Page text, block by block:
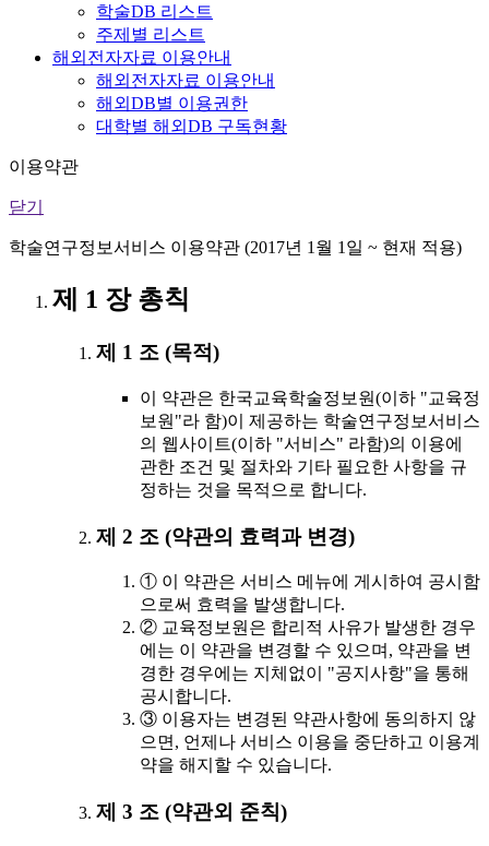
학술DB 리스트
주제별 리스트
해외전자자료 이용안내
해외전자자료 이용안내
해외DB별 이용권한
대학별 해외DB 구독현황
이용약관
닫기
학술연구정보서비스 이용약관 (2017년 1월 1일 ~ 현재 적용)
제 1 장 총칙
제 1 조 (목적)
이 약관은 한국교육학술정보원(이하 "교육정
보원"라 함)이 제공하는 학술연구정보서비스
의 웹사이트(이하 "서비스" 라함)의 이용에
관한 조건 및 절차와 기타 필요한 사항을 규
정하는 것을 목적으로 합니다.
제 2 조 (약관의 효력과 변경)
① 이 약관은 서비스 메뉴에 게시하여 공시함
으로써 효력을 발생합니다.
② 교육정보원은 합리적 사유가 발생한 경우
에는 이 약관을 변경할 수 있으며, 약관을 변
경한 경우에는 지체없이 "공지사항"을 통해
공시합니다.
③ 이용자는 변경된 약관사항에 동의하지 않
으면, 언제나 서비스 이용을 중단하고 이용계
약을 해지할 수 있습니다.
제 3 조 (약관외 준칙)